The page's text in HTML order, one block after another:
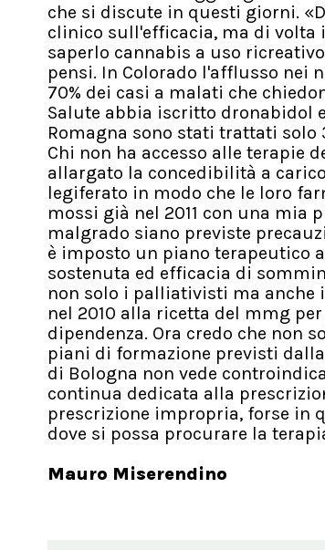
che si discute in questi giorni.
clinico sull'efficacia, ma di volta
saperlo cannabis a uso
pensi. In Colorado l'afflusso nei
70% dei casi a malati che
Salute abbia iscritto dronabidol
Romagna sono stati trattati solo
Chi non ha accesso alle terapie
allargato la concedibilità a
legiferato in modo che le loro
mossi già nel 2011 con una mia
malgrado siano previste
è imposto un piano terapeutico
sostenuta ed efficacia di
non solo i palliativisti ma anche
nel 2010 alla ricetta del mmg
dipendenza. Ora credo che non
piani di formazione previsti
di Bologna non vede
continua dedicata alla
prescrizione impropria, forse in
dove si possa procurare la
Mauro Miserendino